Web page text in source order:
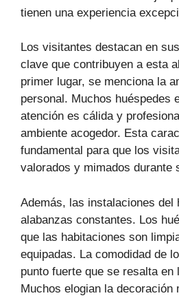
tienen una experiencia
Los visitantes destacan en
clave que contribuyen a esta
primer lugar, se menciona la
personal. Muchos huéspedes
atención es cálida y
ambiente acogedor. Esta
fundamental para que los
valorados y mimados durante
Además, las instalaciones del
alabanzas constantes. Los
que las habitaciones son
equipadas. La comodidad de
punto fuerte que se resalta en
Muchos elogian la decoración